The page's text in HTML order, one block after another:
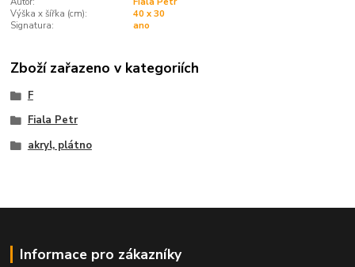
Výška x šířka (cm):
40 x 30
Signatura:
ano
Zboží zařazeno v kategoriích
F
Fiala Petr
akryl, plátno
Informace pro zákazníky